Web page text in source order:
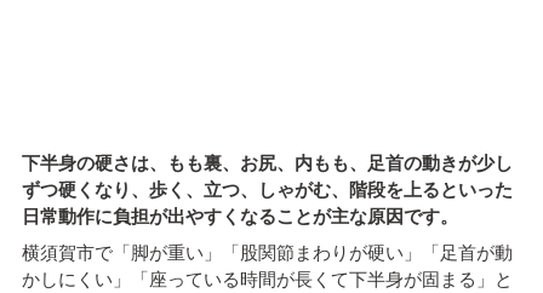
下半身の硬さは、もも裏、お尻、内もも、足首の動きが少し
ずつ硬くなり、歩く、立つ、しゃがむ、階段を上るといった
日常動作に負担が出やすくなることが主な原因です。
横須賀市で「脚が重い」「股関節まわりが硬い」「足首が動
かしにくい」「座っている時間が長くて下半身が固まる」と